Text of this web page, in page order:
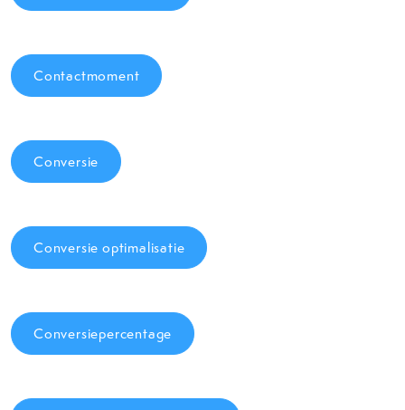
Contactmoment
Conversie
Conversie optimalisatie
Conversiepercentage